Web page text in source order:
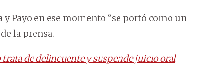
Payo en ese momento “se portó como un
la prensa.
trata de delincuente y suspende juicio oral